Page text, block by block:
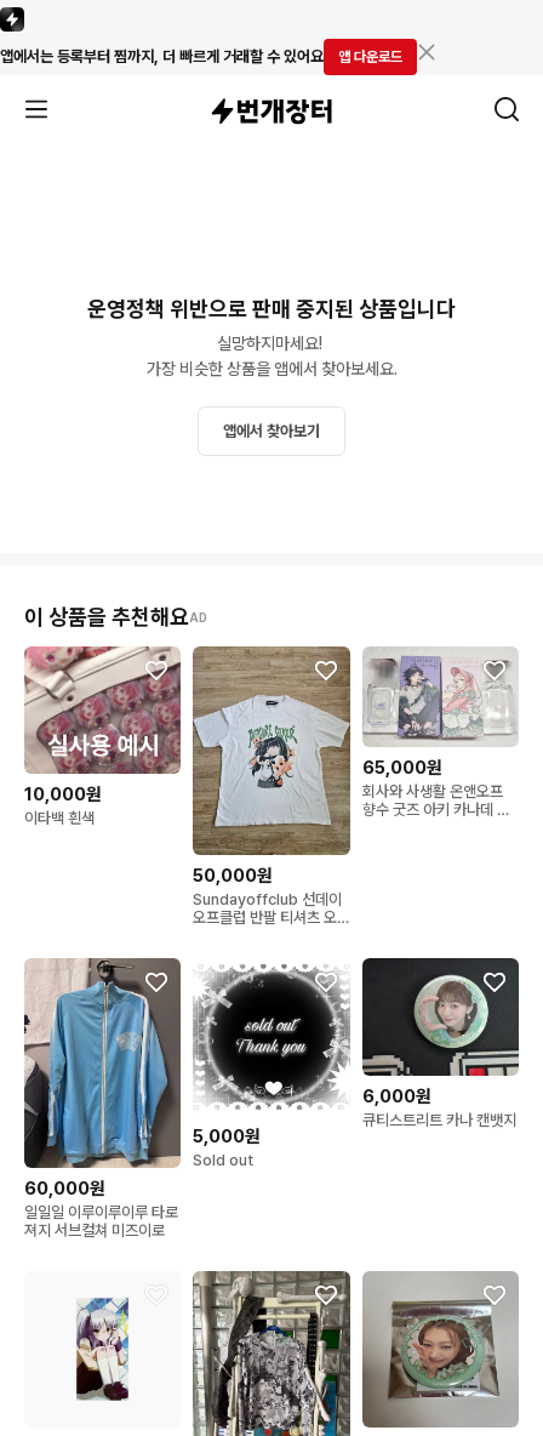
앱에서는 등록부터 찜까지, 더 빠르게 거래할 수 있어요 앱 다운로드
운영정책 위반으로 판매 중지된 상품입니다
실망하지마세요!
가장 비슷한 상품을 앱에서 찾아보세요.
앱에서 찾아보기
이 상품을 추천해요AD
10,000원
이타백 흰색
50,000원
Sundayoffclub 선데이
오프클럽 반팔 티셔츠 오
65,000원
회사와 사생활 온앤오프
향수 굿즈 아키 카나데 아
60,000원
일일일 이루이루이루 타로
져지 서브컬쳐 미즈이로
5,000원
Sold out
6,000원
큐티스트리트 카나 캔뱃지